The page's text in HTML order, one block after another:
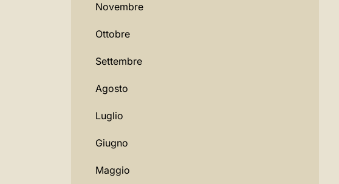
Novembre
Ottobre
Settembre
Agosto
Luglio
Giugno
Maggio